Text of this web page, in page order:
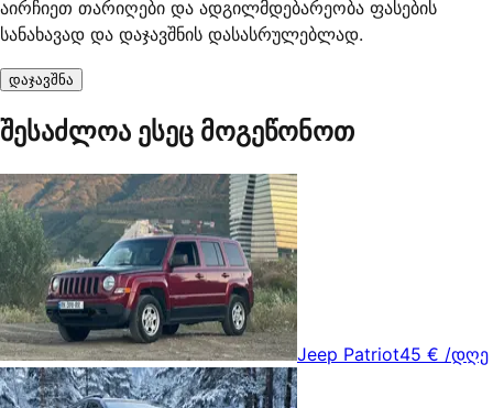
აირჩიეთ თარიღები და ადგილმდებარეობა ფასების
სანახავად და დაჯავშნის დასასრულებლად.
დაჯავშნა
შესაძლოა ესეც მოგეწონოთ
Jeep Patriot45 € /დღე